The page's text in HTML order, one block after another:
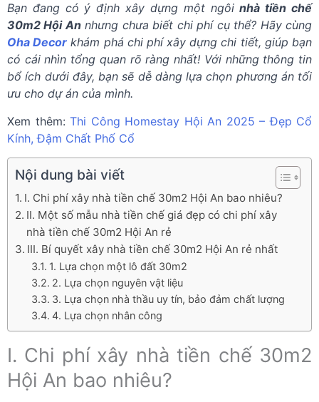
Bạn đang có ý định xây dựng một ngôinhà tiền chế
30m2 Hội Annhưng chưa biết chi phí cụ thể? Hãy cùng
Oha Decor khám phá chi phí xây dựng chi tiết, giúp bạn
có cái nhìn tổng quan rõ ràng nhất! Với những thông tin
bổ ích dưới đây, bạn sẽ dễ dàng lựa chọn phương án tối
ưu cho dự án của mình.
Xem thêm: Thi Công Homestay Hội An 2025 – Đẹp Cổ
Kính, Đậm Chất Phố Cổ
Nội dung bài viết
I. Chi phí xây nhà tiền chế 30m2 Hội An bao nhiêu?
II. Một số mẫu nhà tiền chế giá đẹp có chi phí xây
nhà tiền chế 30m2 Hội An rẻ
III. Bí quyết xây nhà tiền chế 30m2 Hội An rẻ nhất
1. Lựa chọn một lô đất 30m2
2. Lựa chọn nguyên vật liệu
3. Lựa chọn nhà thầu uy tín, bảo đảm chất lượng
4. Lựa chọn nhân công
I. Chi phí xây nhà tiền chế 30m2
Hội An bao nhiêu?